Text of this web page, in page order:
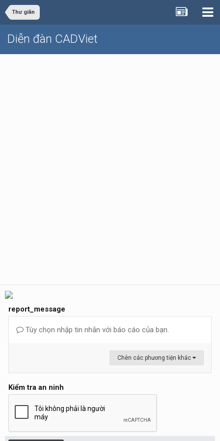
Thư giãn
Diễn đàn CADViet
report_message
Tùy chọn nhập tin nhắn với báo cáo của bạn.
Chèn các phương tiện khác
Kiểm tra an ninh